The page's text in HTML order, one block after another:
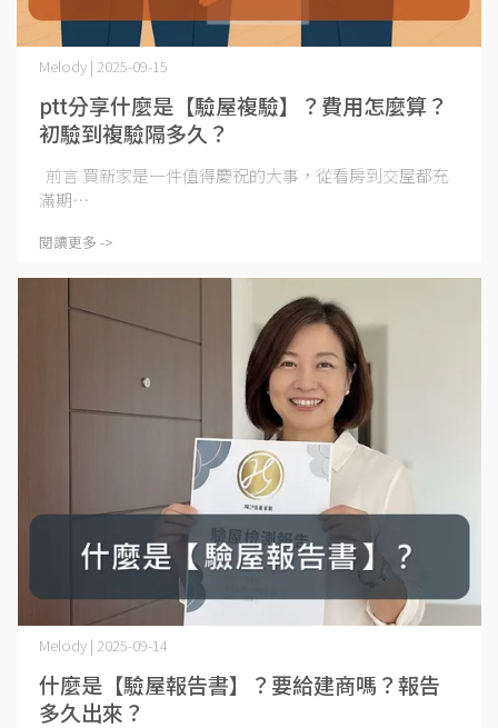
ptt分享什麼是【驗屋複驗】？費用怎麼算？
初驗到複驗隔多久？
Melody | 2025-09-15
前言 買新家是一件值得慶祝的大事，從看房到交屋都充
滿期⋯
閱讀更多 ->
什麼是【驗屋報告書】？要給建商嗎？報告
多久出來？
Melody | 2025-09-14